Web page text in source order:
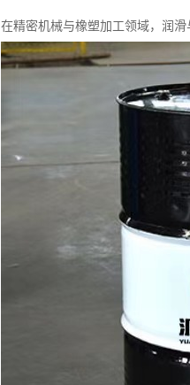
在精密机械与橡塑加工领域，润